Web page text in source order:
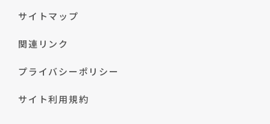
サイトマップ
関連リンク
プライバシーポリシー
サイト利用規約